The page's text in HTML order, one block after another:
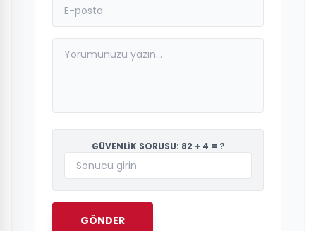
GÜVENLİK SORUSU: 82 + 4 = ?
GÖNDER